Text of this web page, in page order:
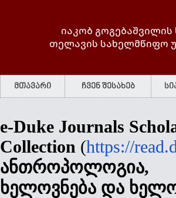
იაკობ
თელავის სახელმწიფო
მთავარი ჩვენ შესახებ
e-Duke Journals
Collection (https://
ანთროპოლოგია,
ხელოვნება და